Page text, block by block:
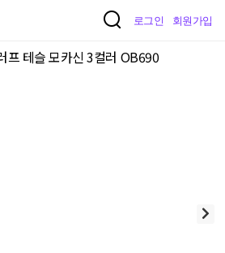
로그인 회원가입